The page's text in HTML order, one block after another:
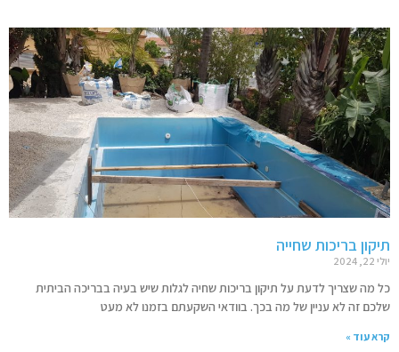
תיקון בריכות שחייה
יולי 22, 2024
כל מה שצריך לדעת על תיקון בריכות שחיה לגלות שיש בעיה בבריכה הביתית
שלכם זה לא עניין של מה בכך. בוודאי השקעתם בזמנו לא מעט
קרא עוד »